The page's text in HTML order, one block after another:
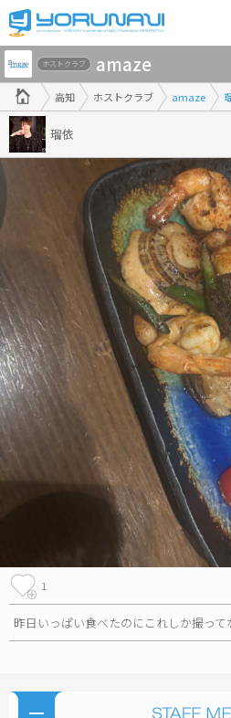
高
知
県
版
高知 ホストクラブ amaze
ホストクラブ amaze
瑠依
1
昨日いっぱい食べたのにこれしか撮って